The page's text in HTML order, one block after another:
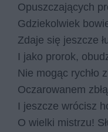
Opuszczających
Gdziekolwiek
Zdaje się jeszcze
I jako prorok,
Nie mogąc rychło
Oczarowanem
I jeszcze wrócisz
O wielki mistrzu!